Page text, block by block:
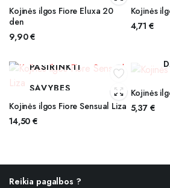
Kojinės ilgos Fiore Eluxa 20
den
9,90€
Kojinės
4,71 €
PASIRINKTI
SAVYBES
Kojinės ilgos Fiore Sensual Liza
14,50€
Kojinės
5,37 €
Reikia pagalbos ?